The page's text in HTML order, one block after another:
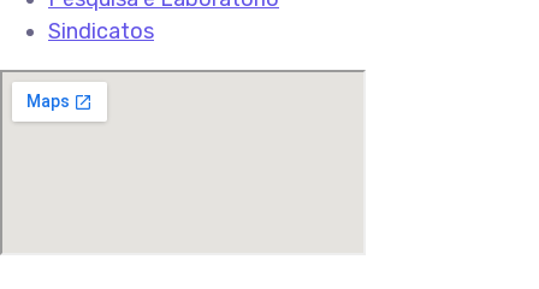
Sindicatos